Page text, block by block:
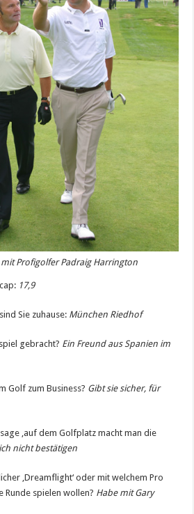
Profigolfer Padraig Harrington
17,9
Sie zuhause: München Riedhof
gebracht? Ein Freund aus Spanien im
Golf zum Business? Gibt sie sicher, für
‚auf dem Golfplatz macht man die
nicht bestätigen
‚Dreamflight‘ oder mit welchem Pro
Runde spielen wollen? Habe mit Gary